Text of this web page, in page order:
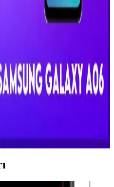
Telefonları: Teknik
yüksek çözünürlük ve
kullanıcıların multimedya
donanım ve uzun pil ömrü
A04s Modellerinin Teknik
teknik detayları ve
gerekenler, performans ve
içerir.